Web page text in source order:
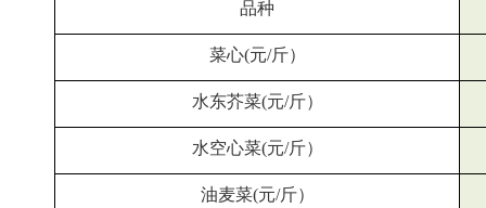
品种
菜心(元/斤）
水东芥菜(元/斤）
水空心菜(元/斤）
油麦菜(元/斤）